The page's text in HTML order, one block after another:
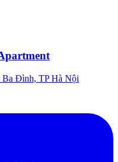
Ba Đình, TP Hà Nội